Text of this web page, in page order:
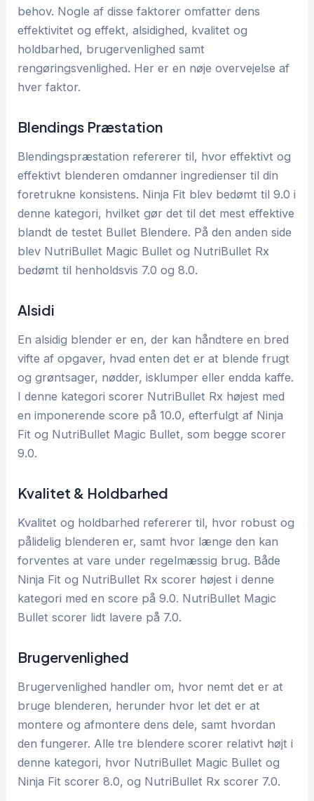
behov. Nogle af disse faktorer omfatter dens
effektivitet og effekt, alsidighed, kvalitet og
holdbarhed, brugervenlighed samt
rengøringsvenlighed. Her er en nøje overvejelse af
hver faktor.
Blendings Præstation
Blendingspræstation refererer til, hvor effektivt og
effektivt blenderen omdanner ingredienser til din
foretrukne konsistens. Ninja Fit blev bedømt til 9.0 i
denne kategori, hvilket gør det til det mest effektive
blandt de testet Bullet Blendere. På den anden side
blev NutriBullet Magic Bullet og NutriBullet Rx
bedømt til henholdsvis 7.0 og 8.0.
Alsidi
En alsidig blender er en, der kan håndtere en bred
vifte af opgaver, hvad enten det er at blende frugt
og grøntsager, nødder, isklumper eller endda kaffe.
I denne kategori scorer NutriBullet Rx højest med
en imponerende score på 10.0, efterfulgt af Ninja
Fit og NutriBullet Magic Bullet, som begge scorer
9.0.
Kvalitet & Holdbarhed
Kvalitet og holdbarhed refererer til, hvor robust og
pålidelig blenderen er, samt hvor længe den kan
forventes at vare under regelmæssig brug. Både
Ninja Fit og NutriBullet Rx scorer højest i denne
kategori med en score på 9.0. NutriBullet Magic
Bullet scorer lidt lavere på 7.0.
Brugervenlighed
Brugervenlighed handler om, hvor nemt det er at
bruge blenderen, herunder hvor let det er at
montere og afmontere dens dele, samt hvordan
den fungerer. Alle tre blendere scorer relativt højt i
denne kategori, hvor NutriBullet Magic Bullet og
Ninja Fit scorer 8.0, og NutriBullet Rx scorer 7.0.